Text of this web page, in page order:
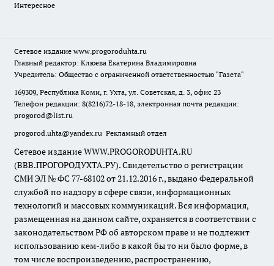
Интересное
Сетевое издание www.progoroduhta.ru
Главный редактор: Клюева Екатерина Владимировна
Учредитель: Общество с ограниченной ответственностью "Газета"
169309, Республика Коми, г. Ухта, ул. Советская, д. 3, офис 23
Телефон редакции: 8(8216)72-18-18, электронная почта редакции:
progorod@list.ru
progorod.uhta@yandex.ru Рекламный отдел
Сетевое издание WWW.PROGORODUHTA.RU
(ВВВ.ПРОГОРОДУХТА.РУ). Свидетельство о регистрации
СМИ ЭЛ № ФС 77-68102 от 21.12.2016 г., выдано Федеральной
службой по надзору в сфере связи, информационных
технологий и массовых коммуникаций. Вся информация,
размещенная на данном сайте, охраняется в соответствии с
законодательством РФ об авторском праве и не подлежит
использованию кем-либо в какой бы то ни было форме, в
том числе воспроизведению, распространению,